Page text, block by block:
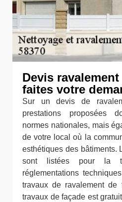
Devis
faites votre
Sur un devis de
prestations proposées
normes nationales, mais
de votre local où la
esthétiques des bâtiments.
sont listées pour la
réglementations
travaux de ravalement
travaux de façade est